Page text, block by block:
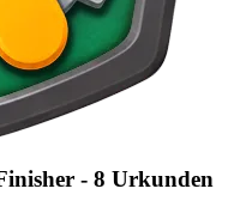
- 8 Urkunden